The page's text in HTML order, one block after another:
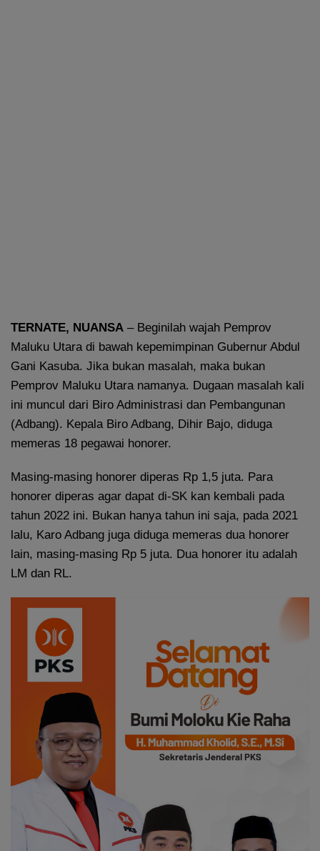
TERNATE, NUANSA – Beginilah wajah Pemprov
Maluku Utara di bawah kepemimpinan Gubernur Abdul
Gani Kasuba. Jika bukan masalah, maka bukan
Pemprov Maluku Utara namanya. Dugaan masalah kali
ini muncul dari Biro Administrasi dan Pembangunan
(Adbang). Kepala Biro Adbang, Dihir Bajo, diduga
memeras 18 pegawai honorer.
Masing-masing honorer diperas Rp 1,5 juta. Para
honorer diperas agar dapat di-SK kan kembali pada
tahun 2022 ini. Bukan hanya tahun ini saja, pada 2021
lalu, Karo Adbang juga diduga memeras dua honorer
lain, masing-masing Rp 5 juta. Dua honorer itu adalah
LM dan RL.